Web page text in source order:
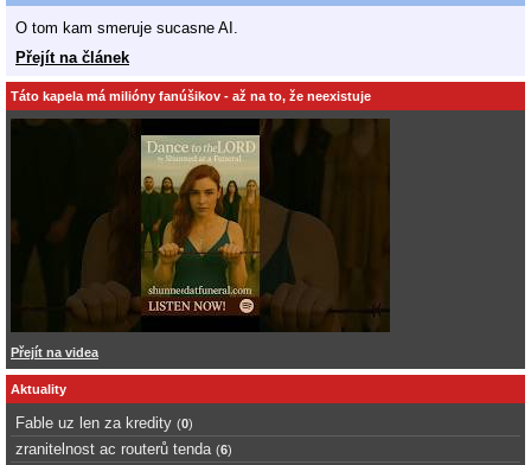
O tom kam smeruje sucasne AI.
Přejít na článek
Táto kapela má milióny fanúšikov - až na to, že neexistuje
Přejít na videa
Aktuality
Fable uz len za kredity (0)
zranitelnost ac routerů tenda (6)